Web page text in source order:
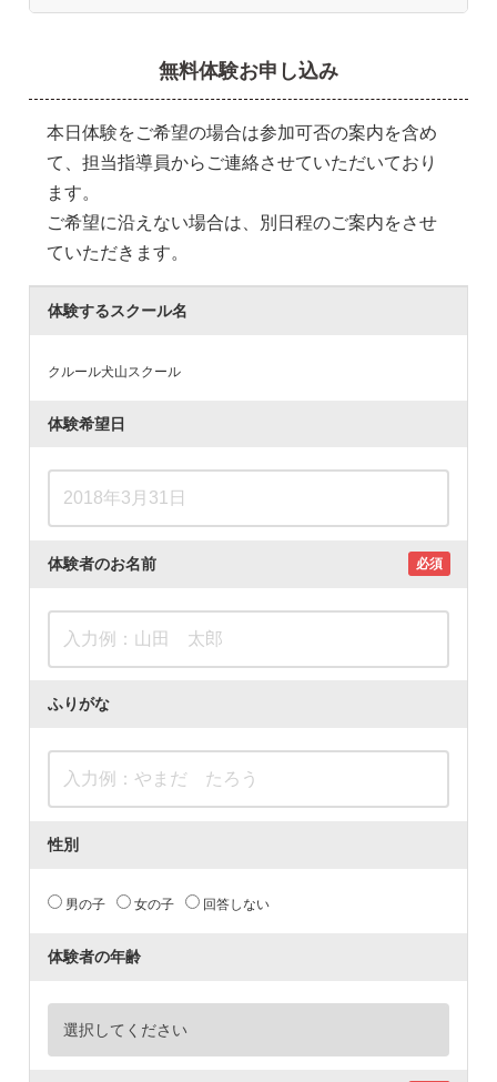
無料体験お申し込み
本日体験をご希望の場合は参加可否の案内を含め
て、担当指導員からご連絡させていただいており
ます。
ご希望に沿えない場合は、別日程のご案内をさせ
ていただきます。
体験するスクール名
クルール犬山スクール
体験希望日
体験者のお名前 必須
ふりがな
性別
男の子 女の子 回答しない
体験者の年齢